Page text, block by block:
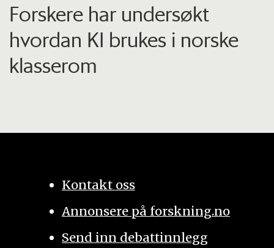
Forskere har undersøkt
hvordan KI brukes i norske
klasserom
Kontakt oss
Annonsere på forskning.no
Send inn debattinnlegg